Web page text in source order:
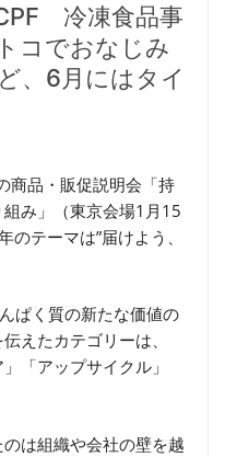
冷凍食品事
コでおなじみ
、6月にはタイ
商品・販促説明会「持
み」（東京会場1月15
テーマは”届けよう、
ぱく質の新たな価値の
えたカテゴリーは、
「アップサイクル」
は組織や会社の壁を越